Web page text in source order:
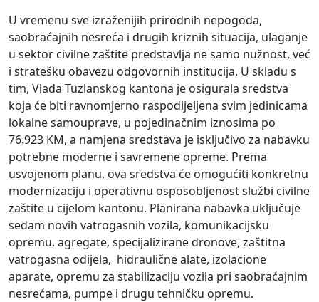
U vremenu sve izraženijih prirodnih nepogoda,
saobraćajnih nesreća i drugih kriznih situacija, ulaganje
u sektor civilne zaštite predstavlja ne samo nužnost, već
i stratešku obavezu odgovornih institucija. U skladu s
tim, Vlada Tuzlanskog kantona je osigurala sredstva
koja će biti ravnomjerno raspodijeljena svim jedinicama
lokalne samouprave, u pojedinačnim iznosima po
76.923 KM, a namjena sredstava je isključivo za nabavku
potrebne moderne i savremene opreme. Prema
usvojenom planu, ova sredstva će omogućiti konkretnu
modernizaciju i operativnu osposobljenost službi civilne
zaštite u cijelom kantonu. Planirana nabavka uključuje
sedam novih vatrogasnih vozila, komunikacijsku
opremu, agregate, specijalizirane dronove, zaštitna
vatrogasna odijela, hidraulične alate, izolacione
aparate, opremu za stabilizaciju vozila pri saobraćajnim
nesrećama, pumpe i drugu tehničku opremu.